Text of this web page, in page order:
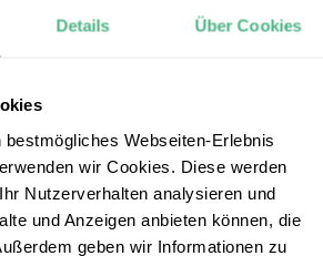
Details Über Cookies
bestmögliches Webseiten-Erlebnis
wir Cookies. Diese werden
Nutzerverhalten analysieren und
und Anzeigen anbieten können, die
geben wir Informationen zu
sich für unseren
Newsletter an und
Sie einen 100 €